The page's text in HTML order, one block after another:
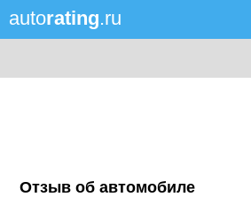
autorating.ru
Отзыв об автомобиле